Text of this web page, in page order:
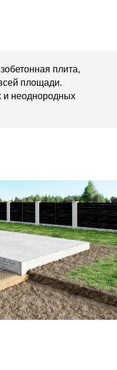
плита,
площади.
и неоднородных